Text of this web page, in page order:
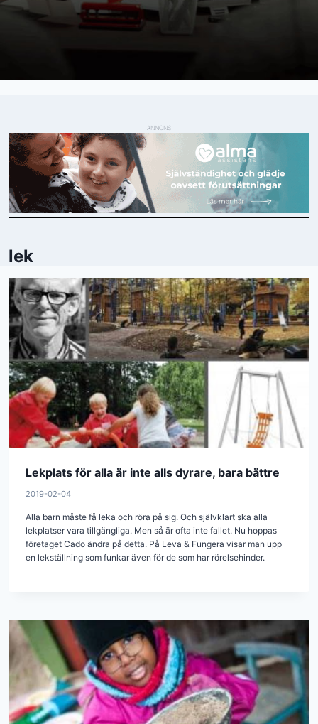
ANNONS
lek
Lekplats för alla är inte alls dyrare, bara bättre
2019-02-04
Alla barn måste få leka och röra på sig. Och självklart ska alla
lekplatser vara tillgängliga. Men så är ofta inte fallet. Nu hoppas
företaget Cado ändra på detta. På Leva & Fungera visar man upp
en lekställning som funkar även för de som har rörelsehinder.